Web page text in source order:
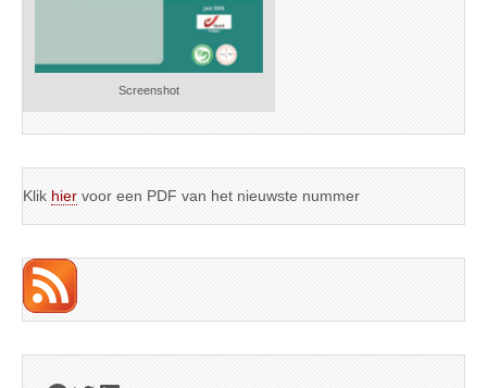
Screenshot
Klik hier voor een PDF van het nieuwste nummer